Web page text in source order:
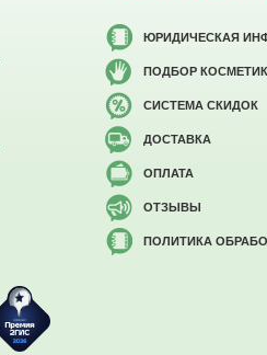
ЮРИДИЧЕСКАЯ
ПОДБОР
CИСТЕМА СКИДОК
ДОСТАВКА
ОПЛАТА
ОТЗЫВЫ
ПОЛИТИКА